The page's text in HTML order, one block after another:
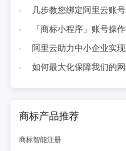
几步教您绑定阿里云账号
「商标小程序」账号操
阿里云助力中小企业实
如何最大化保障我们的
商标产品推荐
商标智能注册